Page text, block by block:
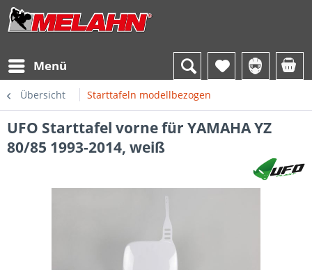
Menü
Übersicht Starttafeln modellbezogen
UFO Starttafel vorne für YAMAHA YZ
80/85 1993-2014, weiß